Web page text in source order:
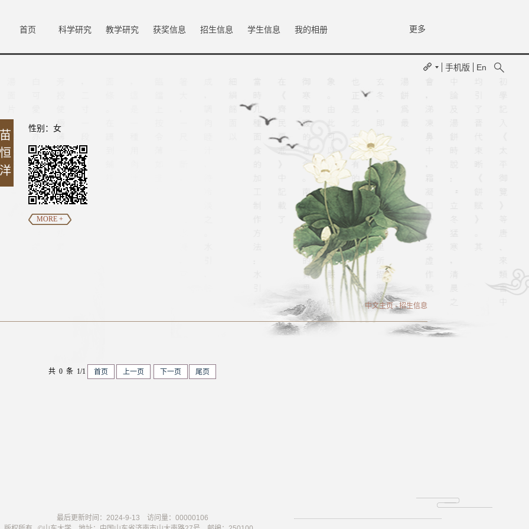
首页 科学研究 教学研究 获奖信息 招生信息 学生信息 我的相册 更多
手机版 En
性别：女
MORE +
中文主页-招生信息
共 0 条 1/1 首页 上一页 下一页 尾页
最后更新时间： 2024-9-13 访问量： 00000106